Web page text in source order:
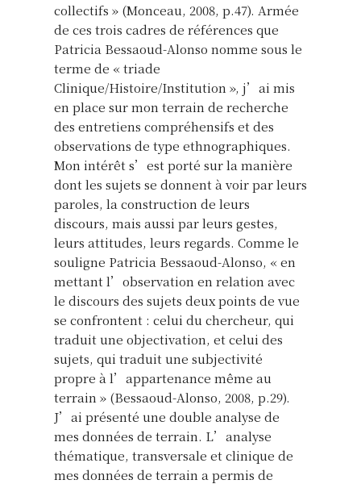
collectifs » (Monceau, 2008, p.47). Armée
de ces trois cadres de références que
Patricia Bessaoud-Alonso nomme sous le
terme de « triade
Clinique/Histoire/Institution », j’ai mis
en place sur mon terrain de recherche
des entretiens compréhensifs et des
observations de type ethnographiques.
Mon intérêt s’est porté sur la manière
dont les sujets se donnent à voir par leurs
paroles, la construction de leurs
discours, mais aussi par leurs gestes,
leurs attitudes, leurs regards. Comme le
souligne Patricia Bessaoud-Alonso, « en
mettant l’observation en relation avec
le discours des sujets deux points de vue
se confrontent : celui du chercheur, qui
traduit une objectivation, et celui des
sujets, qui traduit une subjectivité
propre à l’appartenance même au
terrain » (Bessaoud-Alonso, 2008, p.29).
J’ai présenté une double analyse de
mes données de terrain. L’analyse
thématique, transversale et clinique de
mes données de terrain a permis de